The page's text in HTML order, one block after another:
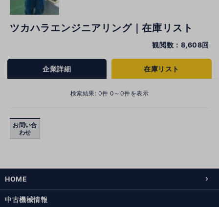
ツカハラエンジニアリング｜在庫リスト
観閲数：8,608回
企業詳細 在庫リスト
検索結果: 0件 0～0件を表示
お問い合
わせ
HOME
中古機械情報